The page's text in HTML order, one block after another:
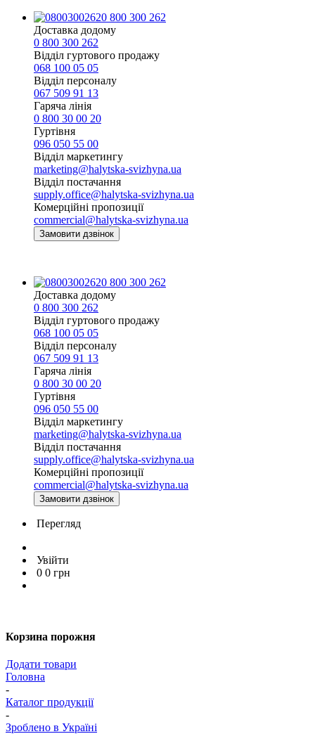
0 800 300 262
Доставка додому
0 800 300 262
Відділ гуртового продажу
068 100 05 05​
Відділ персоналу
067 509 91 13
Гаряча лінія
0 800 30 00 20
Гуртівня
096 050 55 00
Відділ маркетингу
marketing@halytska-svizhyna.ua
Відділ постачання
supply.office@halytska-svizhyna.ua
Комерційні пропозиції
commercial@halytska-svizhyna.ua
Замовити дзвінок
0 800 300 262
Доставка додому
0 800 300 262
Відділ гуртового продажу
068 100 05 05​
Відділ персоналу
067 509 91 13
Гаряча лінія
0 800 30 00 20
Гуртівня
096 050 55 00
Відділ маркетингу
marketing@halytska-svizhyna.ua
Відділ постачання
supply.office@halytska-svizhyna.ua
Комерційні пропозиції
commercial@halytska-svizhyna.ua
Замовити дзвінок
Перегляд
Увійти
0 0 грн
Корзина порожня
Додати товари
Головна
-
Каталог продукції
-
Зроблено в Україні